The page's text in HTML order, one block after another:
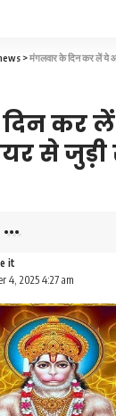
>मंगलवार के दिन कर लें ये आसान
कर
से जुड़ी
4, 2025 4:27 am